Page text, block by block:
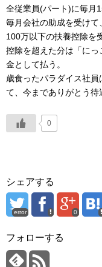
全従業員(パート)に毎月
毎月会社の助成を受けて
100万以下の扶養控除を
控除を超えた分は「に
金として払う。
歳食ったパラダイス社
て、今までありがとう待
0
シェアする
error 0
フォローする